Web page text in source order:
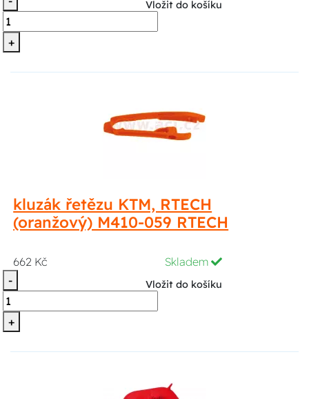
+
Vložit do košíku
kluzák řetězu KTM, RTECH
(oranžový) M410-059 RTECH
662 Kč
Skladem
-
+
Vložit do košíku